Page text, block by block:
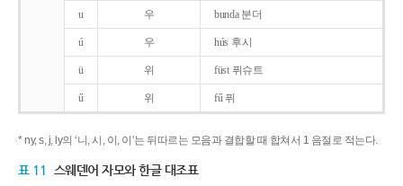
u 우 bunda 분더
ú 우 hús 후시
ü 위 füst 퓌슈트
ű 위 fű 퓌
* ny, s, j, ly의 ‘니, 시, 이, 이’는 뒤따르는 모음과 결합할 때 합쳐서 1 음절로 적는다.
표 11 스웨덴어 자모와 한글 대조표